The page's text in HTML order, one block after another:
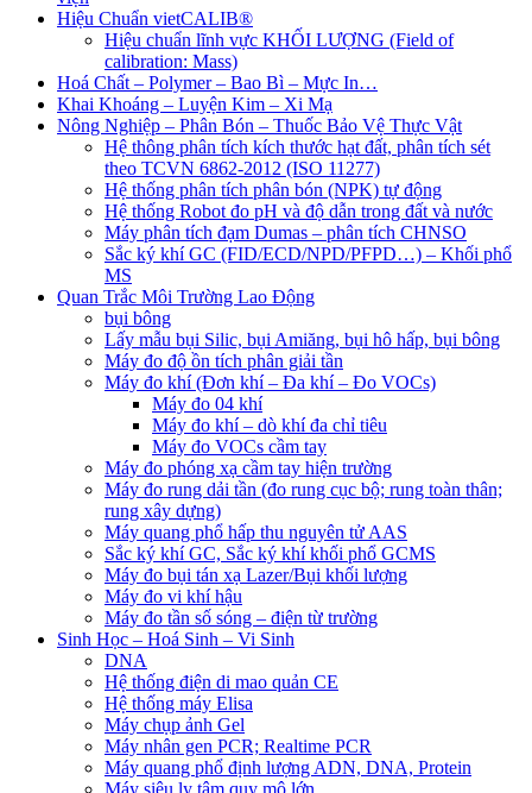
Hiệu Chuẩn vietCALIB®
Hiệu chuẩn lĩnh vực KHỐI LƯỢNG (Field of
calibration: Mass)
Hoá Chất – Polymer – Bao Bì – Mực In…
Khai Khoáng – Luyện Kim – Xi Mạ
Nông Nghiệp – Phân Bón – Thuốc Bảo Vệ Thực Vật
Hệ thông phân tích kích thước hạt đất, phân tích sét
theo TCVN 6862-2012 (ISO 11277)
Hệ thống phân tích phân bón (NPK) tự động
Hệ thống Robot đo pH và độ dẫn trong đất và nước
Máy phân tích đạm Dumas – phân tích CHNSO
Sắc ký khí GC (FID/ECD/NPD/PFPD…) – Khối phổ
MS
Quan Trắc Môi Trường Lao Động
bụi bông
Lấy mẫu bụi Silic, bụi Amiăng, bụi hô hấp, bụi bông
Máy đo độ ồn tích phân giải tần
Máy đo khí (Đơn khí – Đa khí – Đo VOCs)
Máy đo 04 khí
Máy đo khí – dò khí đa chỉ tiêu
Máy đo VOCs cầm tay
Máy đo phóng xạ cầm tay hiện trường
Máy đo rung dải tần (đo rung cục bộ; rung toàn thân;
rung xây dựng)
Máy quang phổ hấp thu nguyên tử AAS
Sắc ký khí GC, Sắc ký khí khối phổ GCMS
Máy đo bụi tán xạ Lazer/Bụi khối lượng
Máy đo vi khí hậu
Máy đo tần số sóng – điện từ trường
Sinh Học – Hoá Sinh – Vi Sinh
DNA
Hệ thống điện di mao quản CE
Hệ thống máy Elisa
Máy chụp ảnh Gel
Máy nhân gen PCR; Realtime PCR
Máy quang phổ định lượng ADN, DNA, Protein
Máy siêu ly tâm quy mô lớn